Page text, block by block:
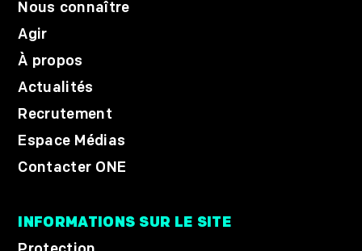
Nous connaître
Agir
À propos
Actualités
Recrutement
Espace Médias
Contacter ONE
INFORMATIONS SUR LE SITE